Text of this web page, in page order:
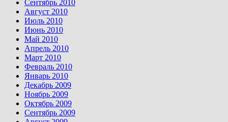
Сентябрь 2010
Август 2010
Июль 2010
Июнь 2010
Май 2010
Апрель 2010
Март 2010
Февраль 2010
Январь 2010
Декабрь 2009
Ноябрь 2009
Октябрь 2009
Сентябрь 2009